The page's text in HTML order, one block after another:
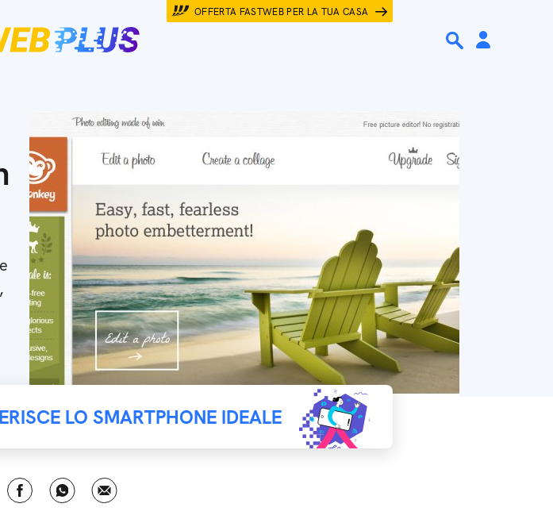
OFFERTA FASTWEB PER LA TUA CASA
LO SMARTPHONE IDEALE